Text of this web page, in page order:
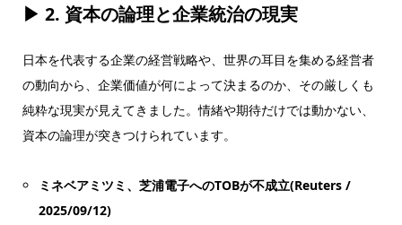
▶ 2. 資本の論理と企業統治の現実
日本を代表する企業の経営戦略や、世界の耳目を集める経営者
の動向から、企業価値が何によって決まるのか、その厳しくも
純粋な現実が見えてきました。情緒や期待だけでは動かない、
資本の論理が突きつけられています。
ミネベアミツミ、芝浦電子へのTOBが不成立(Reuters /
2025/09/12)